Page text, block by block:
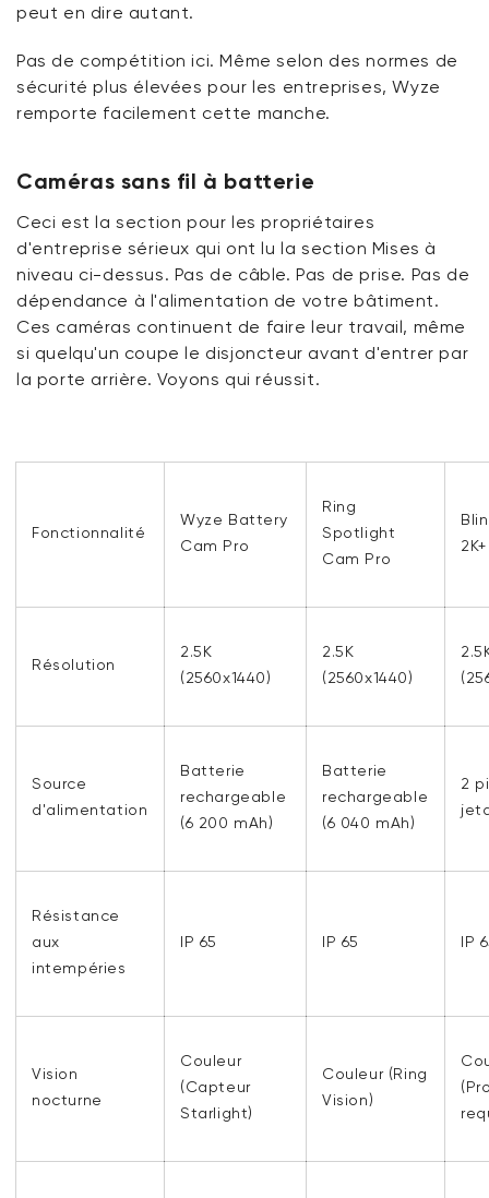
peut en dire autant.
Pas de compétition ici. Même selon des normes de
sécurité plus élevées pour les entreprises, Wyze
remporte facilement cette manche.
Caméras sans fil à batterie
Ceci est la section pour les propriétaires
d'entreprise sérieux qui ont lu la section Mises à
niveau ci-dessus. Pas de câble. Pas de prise. Pas de
dépendance à l'alimentation de votre bâtiment.
Ces caméras continuent de faire leur travail, même
si quelqu'un coupe le disjoncteur avant d'entrer par
la porte arrière. Voyons qui réussit.
Fonctionnalité
Wyze Battery
Cam Pro
Ring
Spotlight
Cam Pro
2K+
Résolution
2.5K
(2560x1440)
2.5K
(2560x1440)
Source
d'alimentation
Batterie
rechargeable
(6 200 mAh)
Batterie
rechargeable
(6 040 mAh)
2
Résistance
aux
intempéries
IP 65 IP 65 IP
Vision
nocturne
Couleur
(Capteur
Starlight)
Couleur (Ring
Vision)